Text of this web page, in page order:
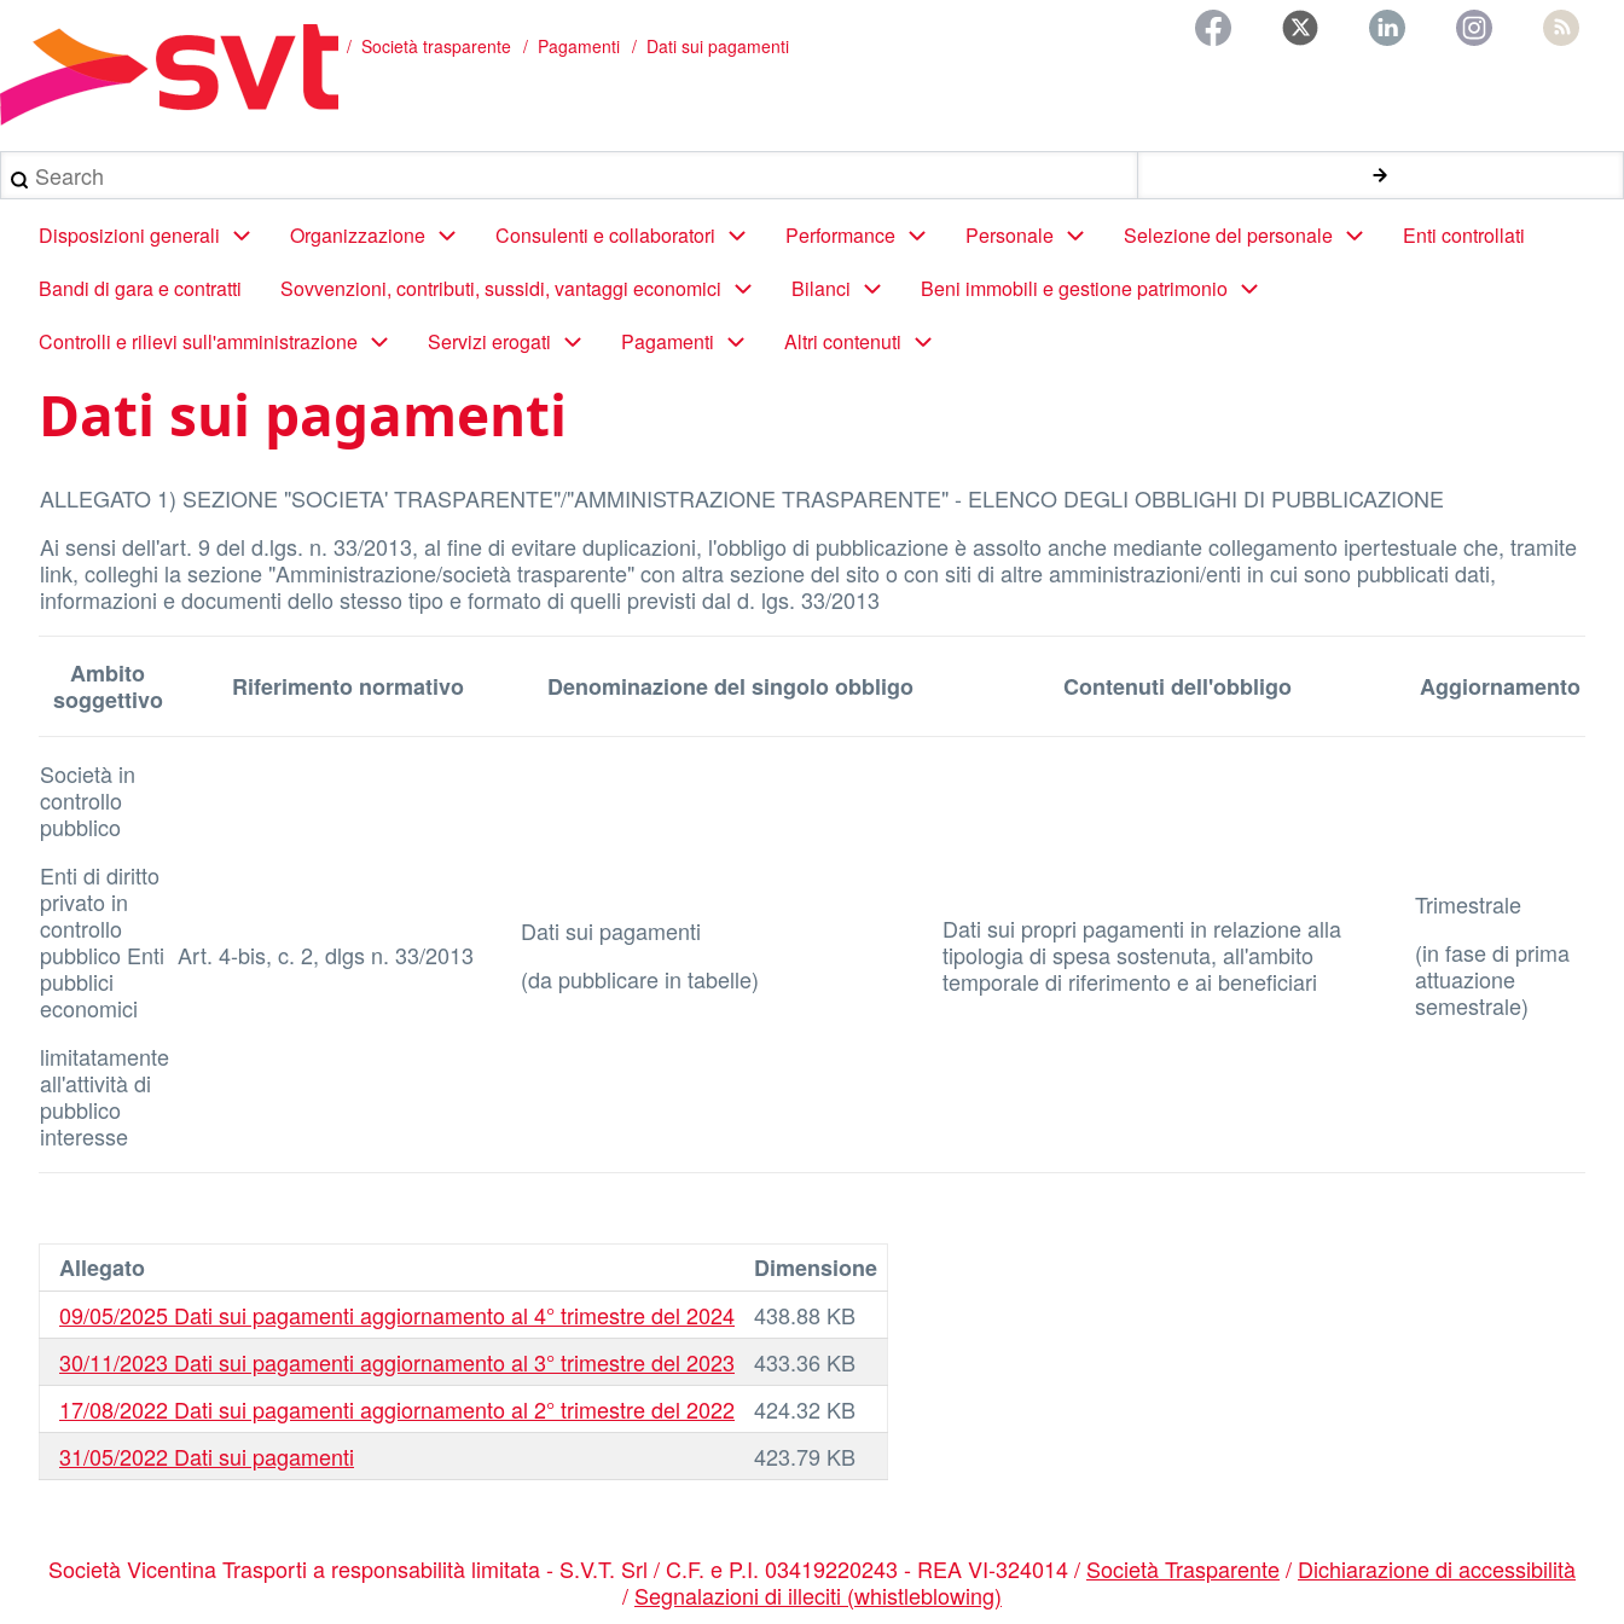
contenuto
principale
Briciole
di
pane
/ Società trasparente Pagamenti Dati sui pagamenti
Search
Main
navigation
Disposizioni generali Organizzazione Consulenti e collaboratori Performance Personale Selezione del personale
Enti controllati
Bandi di gara e contratti
Sovvenzioni, contributi, sussidi, vantaggi economici Bilanci
Beni immobili e gestione patrimonio
Controlli e rilievi sull'amministrazione
Servizi erogati Pagamenti Altri contenuti
Dati sui pagamenti
ALLEGATO 1) SEZIONE "SOCIETA' TRASPARENTE"/"AMMINISTRAZIONE TRASPARENTE" - ELENCO DEGLI OBBLIGHI DI PUBBLICAZIONE
Ai sensi dell'art. 9 del d.lgs. n. 33/2013, al fine di evitare duplicazioni, l'obbligo di pubblicazione è assolto anche mediante collegamento ipertestuale che, tramite
link, colleghi la sezione "Amministrazione/società trasparente" con altra sezione del sito o con siti di altre amministrazioni/enti in cui sono pubblicati dati,
informazioni e documenti dello stesso tipo e formato di quelli previsti dal d. lgs. 33/2013
Ambito
soggettivo
Riferimento normativo Denominazione del singolo obbligo Contenuti dell'obbligo Aggiornamento
Società in
controllo
pubblico
Enti di diritto
privato in
controllo
pubblico Enti
pubblici
economici
limitatamente
all'attività di
pubblico
interesse
Art. 4-bis, c. 2, dlgs n. 33/2013
Dati sui pagamenti
(da pubblicare in tabelle)
Dati sui propri pagamenti in relazione alla
tipologia di spesa sostenuta, all'ambito
temporale di riferimento e ai beneficiari
Trimestrale
(in fase di prima
attuazione
semestrale)
Allegato
Dimensione
09/05/2025 Dati sui pagamenti aggiornamento al 4° trimestre del 2024
438.88 KB
30/11/2023 Dati sui pagamenti aggiornamento al 3° trimestre del 2023
433.36 KB
17/08/2022 Dati sui pagamenti aggiornamento al 2° trimestre del 2022
424.32 KB
31/05/2022 Dati sui pagamenti
423.79 KB
Società Vicentina Trasporti a responsabilità limitata - S.V.T. Srl / C.F. e P.I. 03419220243 - REA VI-324014 / Società Trasparente/ Dichiarazione di accessibilità
/ Segnalazioni di illeciti (whistleblowing)